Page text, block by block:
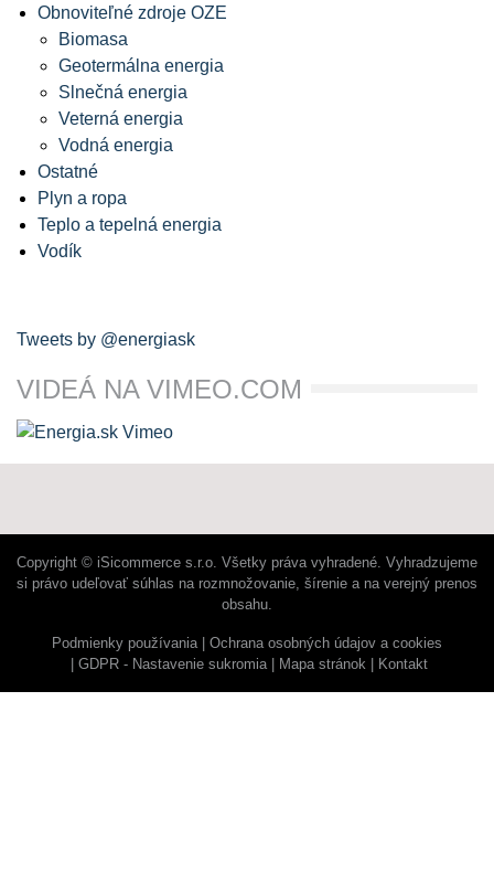
Obnoviteľné zdroje OZE
Biomasa
Geotermálna energia
Slnečná energia
Veterná energia
Vodná energia
Ostatné
Plyn a ropa
Teplo a tepelná energia
Vodík
Tweets by @energiask
VIDEÁ NA VIMEO.COM
Copyright © iSicommerce s.r.o. Všetky práva vyhradené. Vyhradzujeme
si právo udeľovať súhlas na rozmnožovanie, šírenie a na verejný prenos
obsahu.
Podmienky používania
Ochrana osobných údajov a cookies
GDPR - Nastavenie sukromia
Mapa stránok Kontakt